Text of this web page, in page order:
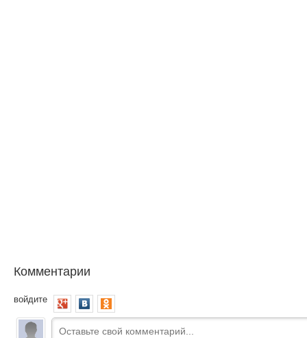
Комментарии
войдите